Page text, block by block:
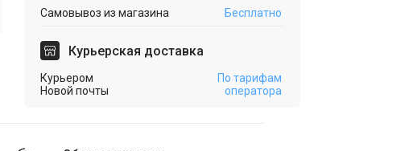
Самовывоз из магазина Бесплатно
Курьерская доставка
Курьером
Новой почты
По тарифам
оператора